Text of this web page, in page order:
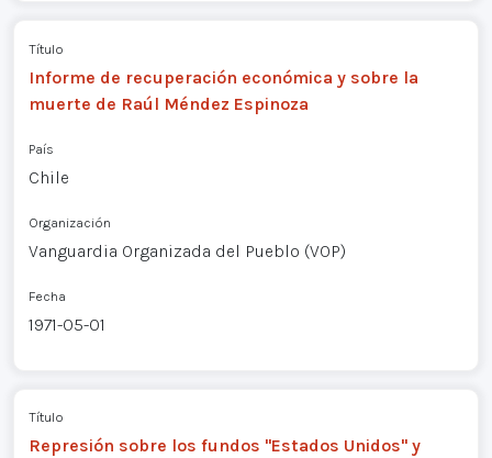
Título
Informe de recuperación económica y sobre la
muerte de Raúl Méndez Espinoza
País
Chile
Organización
Vanguardia Organizada del Pueblo (VOP)
Fecha
1971-05-01
Título
Represión sobre los fundos "Estados Unidos" y